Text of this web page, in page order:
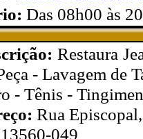
Das 08h00 às
Restaura
- Lavagem de
- Tênis -
Rua
13560-049